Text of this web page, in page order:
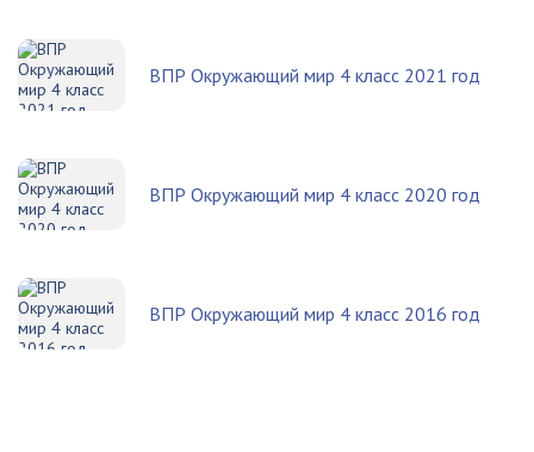
ВПР Окружающий мир 4 класс 2021 год
ВПР Окружающий мир 4 класс 2020 год
ВПР Окружающий мир 4 класс 2016 год